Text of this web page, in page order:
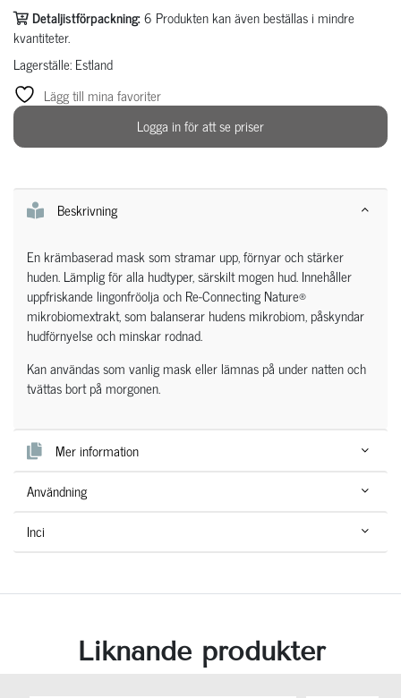
Detaljistförpackning:6 Produkten kan även beställas i mindre
kvantiteter.
Lagerställe: Estland
Lägg till mina favoriter
Logga in för att se priser
Beskrivning
En krämbaserad mask som stramar upp, förnyar och stärker
huden. Lämplig för alla hudtyper, särskilt mogen hud. Innehåller
uppfriskande lingonfröolja och Re-Connecting Nature®
mikrobiomextrakt, som balanserar hudens mikrobiom, påskyndar
hudförnyelse och minskar rodnad.
Kan användas som vanlig mask eller lämnas på under natten och
tvättas bort på morgonen.
Mer information
Användning
Inci
Liknande produkter